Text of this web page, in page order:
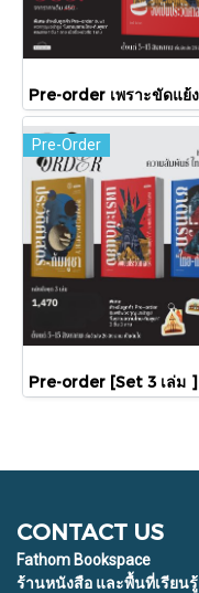
Pre-Order
CONTACT US
Fathom Bookspace
ร้านหนังสือ และพื้นที่เรียนรู้